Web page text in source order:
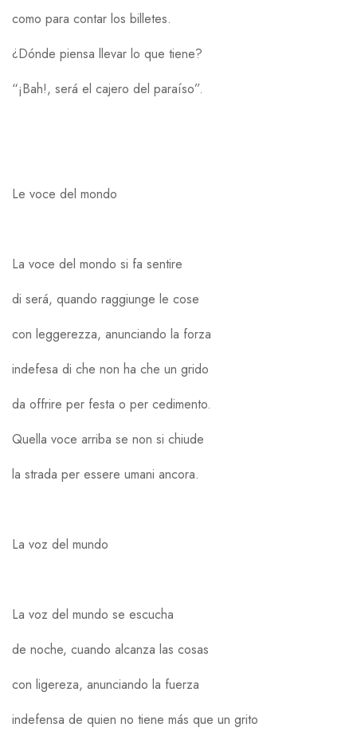
como para contar los billetes.
¿Dónde piensa llevar lo que tiene?
“¡Bah!, será el cajero del paraíso”.
Le voce del mondo
La voce del mondo si fa sentire
di será, quando raggiunge le cose
con leggerezza, anunciando la forza
indefesa di che non ha che un grido
da offrire per festa o per cedimento.
Quella voce arriba se non si chiude
la strada per essere umani ancora.
La voz del mundo
La voz del mundo se escucha
de noche, cuando alcanza las cosas
con ligereza, anunciando la fuerza
indefensa de quien no tiene más que un grito